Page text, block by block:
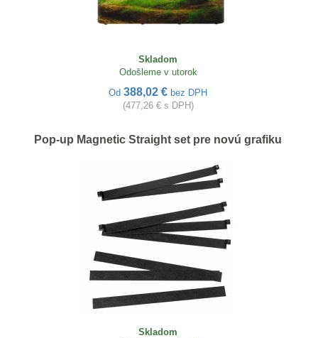
Skladom
Odošleme v utorok
Od 388,02 € bez DPH
(477,26 € s DPH)
Pop-up Magnetic Straight set pre novú grafiku
Skladom